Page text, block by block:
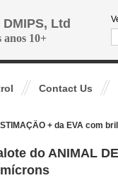
Ltd
10+
Contact Us
+ da EVA com
do ANIMAL